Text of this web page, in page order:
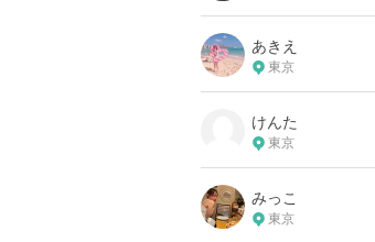
あきえ
東京
けんた
東京
みっこ
東京